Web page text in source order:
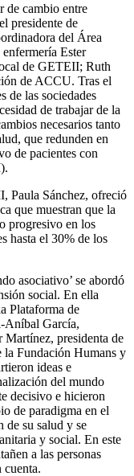
de cambio entre
presidente de
del Área
Ester
de GETEII; Ruth
de ACCU. Tras el
de las sociedades
de trabajar de la
necesarios tanto
que redunden en
de pacientes con
Paula Sánchez, ofreció
que muestran que la
progresivo en los
hasta el 30% de los
asociativo’ se abordó
social. En ella
Plataforma de
Aníbal García,
presidenta de
la Fundación Humans y
ideas e
del mundo
decisivo e hicieron
de paradigma en el
de su salud y se
y social. En este
a las personas
cuenta.